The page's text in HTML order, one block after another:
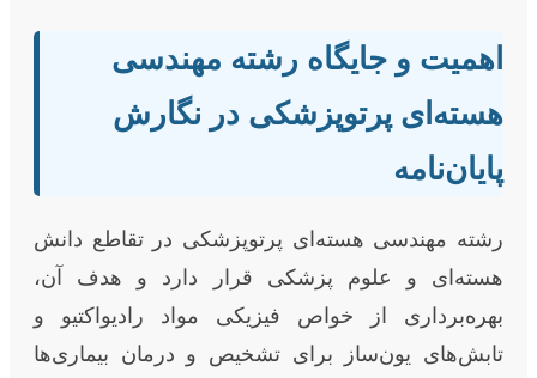
اهمیت و جایگاه رشته مهندسی
هسته‌ای پرتوپزشکی در نگارش
پایان‌نامه
رشته مهندسی هسته‌ای پرتوپزشکی در تقاطع دانش
هسته‌ای و علوم پزشکی قرار دارد و هدف آن،
بهره‌برداری از خواص فیزیکی مواد رادیواکتیو و
تابش‌های یون‌ساز برای تشخیص و درمان بیماری‌ها